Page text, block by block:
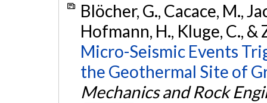
Blöcher, G., Cacace, M.,
Hofmann, H., Kluge, C.,
Micro-Seismic Events
the Geothermal Site of
Mechanics and Rock